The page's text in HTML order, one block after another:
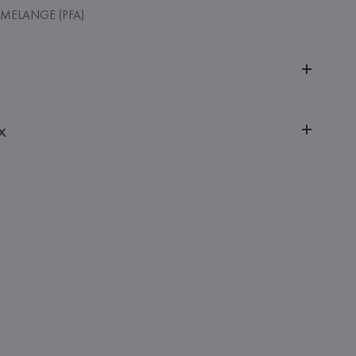
(PFA)
г. Минск, ул. Немига, 5, пом. 39